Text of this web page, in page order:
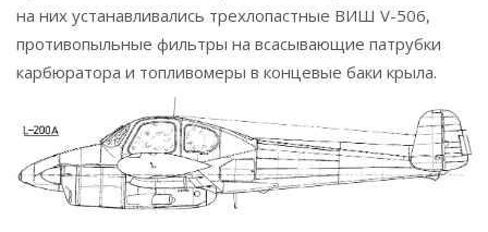
на них устанавливались трехлопастные ВИШ V-506,
противопыльные фильтры на всасывающие патрубки
карбюратора и топливомеры в концевые баки крыла.